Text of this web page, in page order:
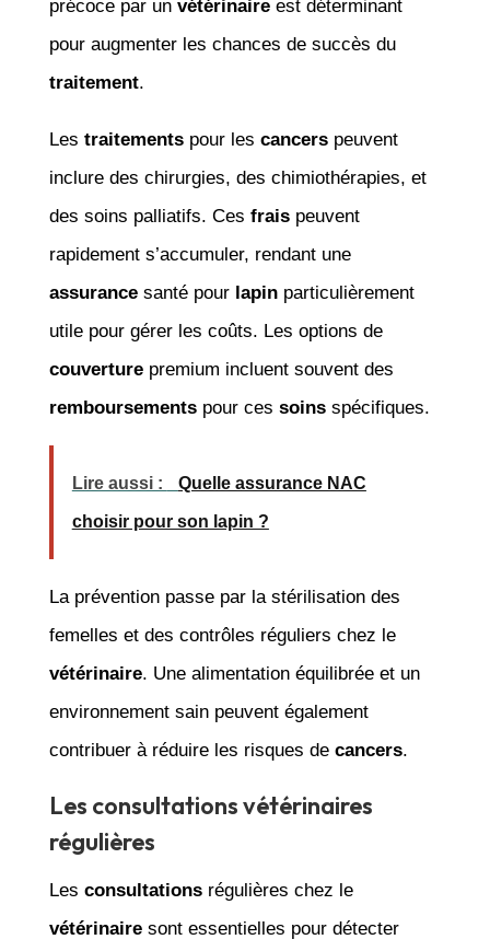
précoce par un vétérinaireest déterminant
pour augmenter les chances de succès du
traitement.
Les traitementspour les cancerspeuvent
inclure des chirurgies, des chimiothérapies, et
des soins palliatifs. Ces fraispeuvent
rapidement s’accumuler, rendant une
assurancesanté pour lapinparticulièrement
utile pour gérer les coûts. Les options de
couverturepremium incluent souvent des
remboursementspour ces soinsspécifiques.
Lire aussi : Quelle assurance NAC
choisir pour son lapin ?
La prévention passe par la stérilisation des
femelles et des contrôles réguliers chez le
vétérinaire. Une alimentation équilibrée et un
environnement sain peuvent également
contribuer à réduire les risques de cancers.
Les consultations vétérinaires
régulières
Les consultationsrégulières chez le
vétérinairesont essentielles pour détecter